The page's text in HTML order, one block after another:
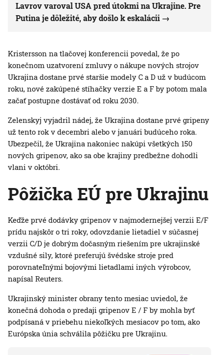
Lavrov varoval USA pred útokmi na Ukrajine. Pre
Putina je dôležité, aby došlo k eskalácii
Kristersson na tlačovej konferencii povedal, že po
konečnom uzatvorení zmluvy o nákupe nových strojov
Ukrajina dostane prvé staršie modely C a D už v budúcom
roku, nové zakúpené stíhačky verzie E a F by potom mala
začať postupne dostávať od roku 2030.
Zelenskyj vyjadril nádej, že Ukrajina dostane prvé gripeny
už tento rok v decembri alebo v januári budúceho roka.
Ubezpečil, že Ukrajina nakoniec nakúpi všetkých 150
nových gripenov, ako sa obe krajiny predbežne dohodli
vlani v októbri.
Pôžička EÚ pre Ukrajinu
Keďže prvé dodávky gripenov v najmodernejšej verzii E/F
prídu najskôr o tri roky, odovzdanie lietadiel v súčasnej
verzii C/D je dobrým dočasným riešením pre ukrajinské
vzdušné sily, ktoré preferujú švédske stroje pred
porovnateľnými bojovými lietadlami iných výrobcov,
napísal Reuters.
Ukrajinský minister obrany tento mesiac uviedol, že
konečná dohoda o predaji gripenov E / F by mohla byť
podpísaná v priebehu niekoľkých mesiacov po tom, ako
Európska únia schválila pôžičku pre Ukrajinu.